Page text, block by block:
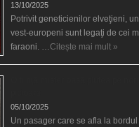
13/10/2025
Potrivit geneticienilor elveţieni,
vest-europeni sunt legaţi de cei
faraoni. …Citește mai mult »
05/10/2025
Un pasager care se afla la